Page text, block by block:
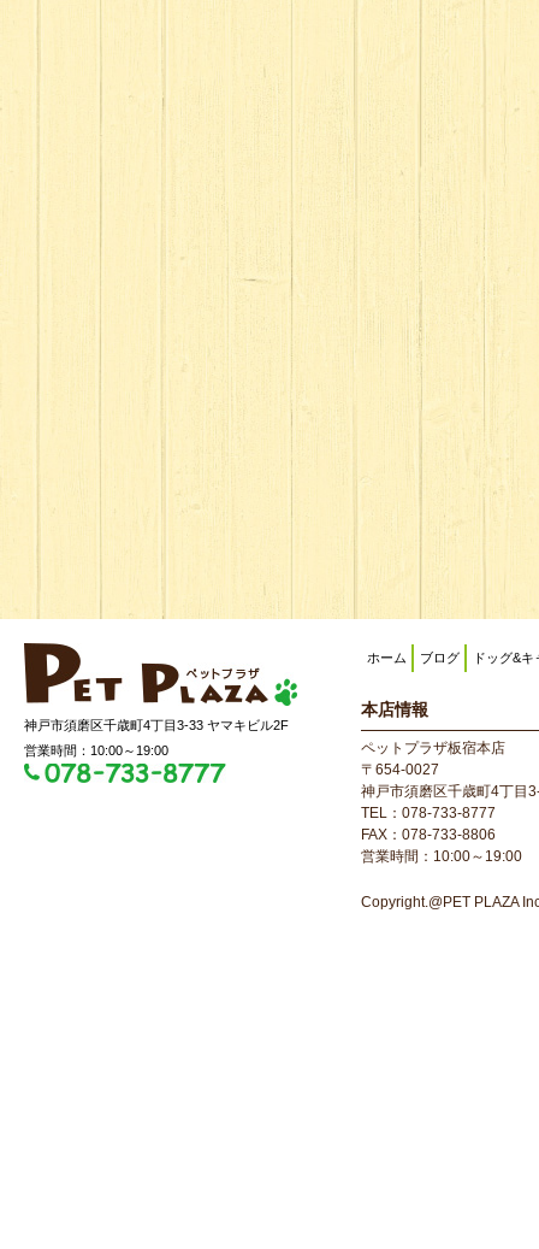
神戸市須磨区千歳町4丁目3-33 ヤマキビル2F
営業時間：10:00～19:00
ホーム ブログ ドッグ&キ
本店情報
ペットプラザ板宿本店
〒654-0027
神戸市須磨区千歳町4丁目
TEL：078-733-8777
FAX：078-733-8806
営業時間：10:00～19:00
Copyright.@PET PLAZA